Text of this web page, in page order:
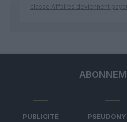
classe Affaires deviennent
PUBLICITÉ